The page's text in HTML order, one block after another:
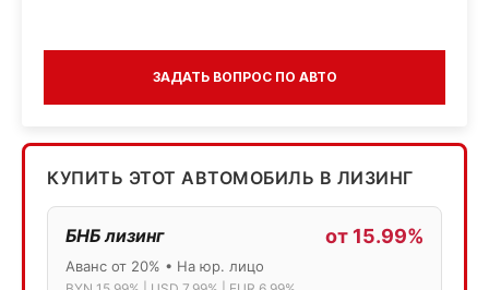
ЗАДАТЬ ВОПРОС ПО АВТО
КУПИТЬ ЭТОТ АВТОМОБИЛЬ В ЛИЗИНГ
БНБ лизинг от 15.99%
Аванс от 20% • На юр. лицо